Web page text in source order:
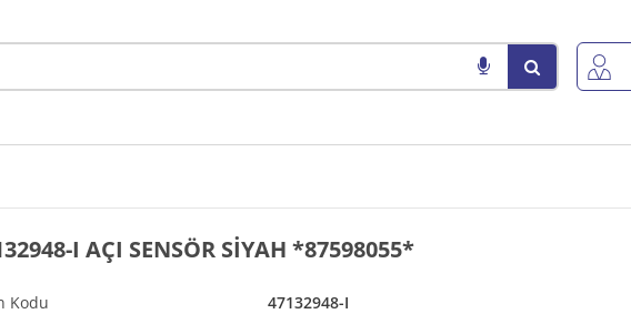
47132948-I
47132948-I AÇI SENSÖR SİYAH *87598055*